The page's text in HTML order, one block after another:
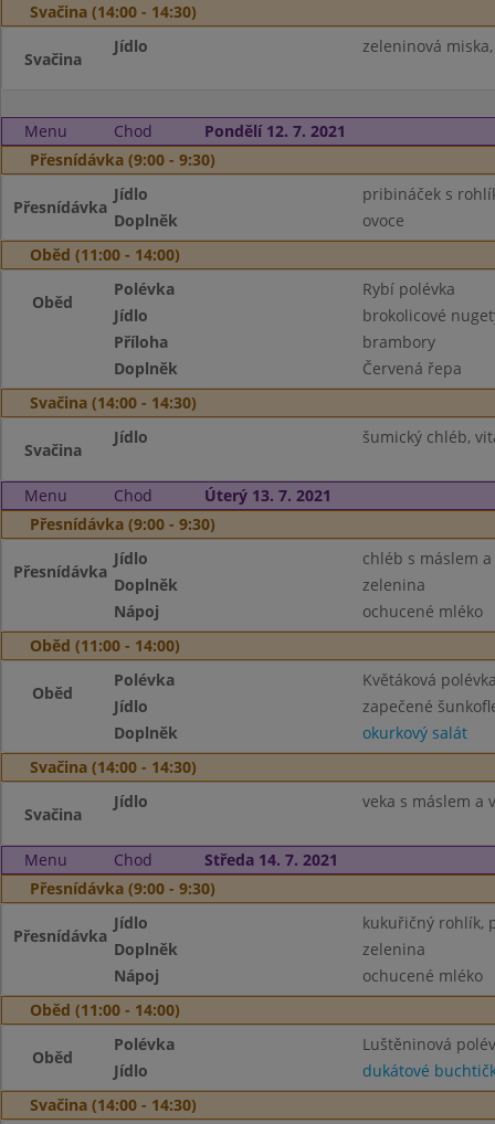
Svačina (14:00 - 14:30)
Svačina
Jídlo zeleninová
Menu Chod
Pondělí 12. 7. 2021
Přesnídávka (9:00 - 9:30)
Přesnídávka
Jídlo
pribináček s
Doplněk
ovoce
Oběd (11:00 - 14:00)
Oběd
Polévka
Rybí polévka
Jídlo
brokolicové
Příloha
brambory
Doplněk
Červená řepa
Svačina (14:00 - 14:30)
Svačina
Jídlo šumický chléb,
Menu Chod
Úterý 13. 7. 2021
Přesnídávka (9:00 - 9:30)
Přesnídávka
Jídlo
chléb s máslem
Doplněk
zelenina
Nápoj
ochucené mléko
Oběd (11:00 - 14:00)
Oběd
Polévka
Květáková
Jídlo
zapečené
Doplněk
okurkový salát
Svačina (14:00 - 14:30)
Svačina
Jídlo veka s máslem a
Menu Chod
Středa 14. 7. 2021
Přesnídávka (9:00 - 9:30)
Přesnídávka
Jídlo
kukuřičný rohlík,
Doplněk
zelenina
Nápoj
ochucené mléko
Oběd (11:00 - 14:00)
Oběd
Polévka
Luštěninová
Jídlo
dukátové
Svačina (14:00 - 14:30)